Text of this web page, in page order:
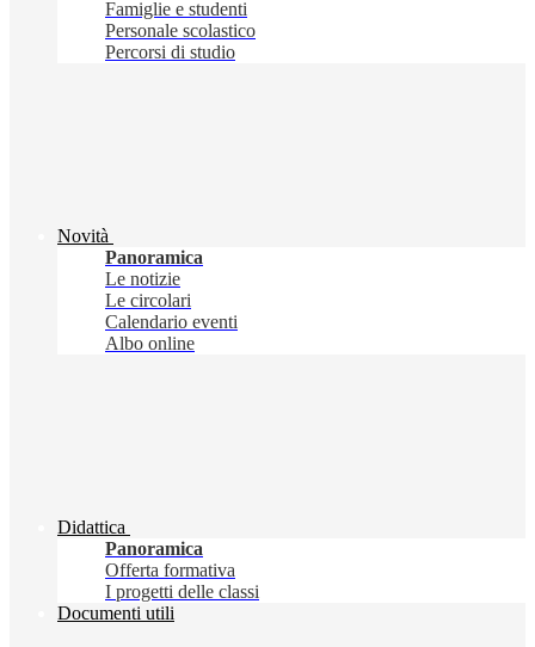
Famiglie e studenti
Personale scolastico
Percorsi di studio
Novità
Panoramica
Le notizie
Le circolari
Calendario eventi
Albo online
Didattica
Panoramica
Offerta formativa
I progetti delle classi
Documenti utili